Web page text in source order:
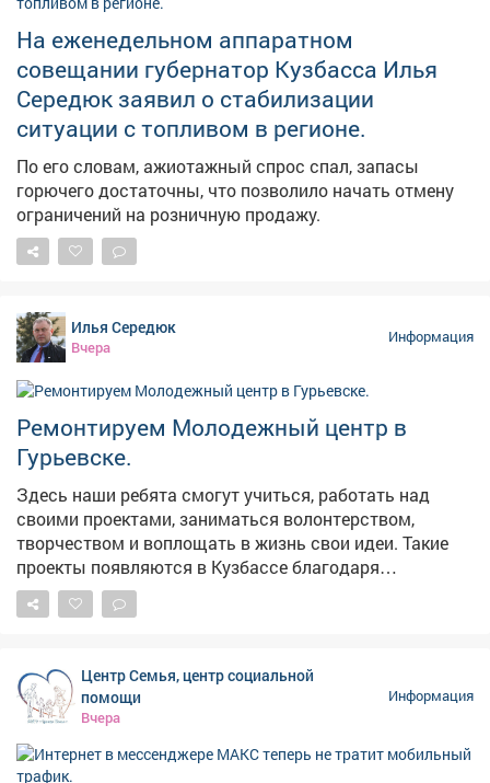
На еженедельном аппаратном
совещании губернатор Кузбасса Илья
Середюк заявил о стабилизации
ситуации с топливом в регионе.
По его словам, ажиотажный спрос спал, запасы
горючего достаточны, что позволило начать отмену
ограничений на розничную продажу.
Илья Середюк
Вчера
Информация
Ремонтируем Молодежный центр в
Гурьевске.
Здесь наши ребята смогут учиться, работать над
своими проектами, заниматься волонтерством,
творчеством и воплощать в жизнь свои идеи. Такие
проекты появляются в Кузбассе благодаря
федеральной поддержке - в том числе национальному
проекту «Молодежь и дети». Мы работаем над тем,
максимальные результаты в виде молодежных
центров, социальных учреждений, культурных и
образовательных площадок. Каждая новая точка
инвестиция в будущее. У ребят появляется больше
Центр Семья, центр социальной
помощи
Вчера
Информация